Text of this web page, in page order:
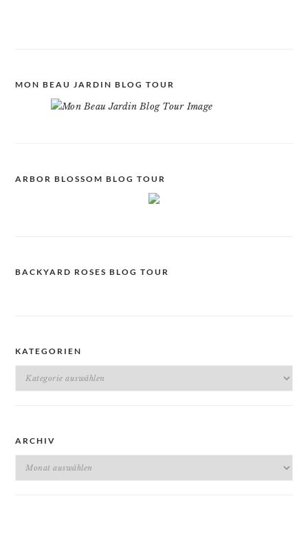
MON BEAU JARDIN BLOG TOUR
ARBOR BLOSSOM BLOG TOUR
BACKYARD ROSES BLOG TOUR
KATEGORIEN
Kategorien
ARCHIV
Archiv